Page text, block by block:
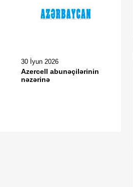
30 İyun 2026
Azercell abunəçilərinin
nəzərinə